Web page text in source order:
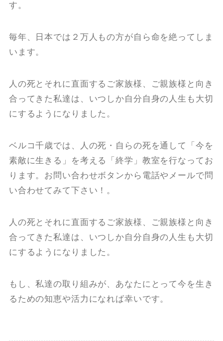
す。
毎年、日本では２万人もの方が自ら命を絶ってしま
います。
人の死とそれに直面するご家族様、ご親族様と向き
合ってきた私達は、いつしか自分自身の人生も大切
にするようになりました。
ベルコ千歳では、人の死・自らの死を通して「今を
素敵に生きる」を考える「終学」教室を行なってお
ります。お問い合わせボタンから電話やメールで問
い合わせてみて下さい！。
人の死とそれに直面するご家族様、ご親族様と向き
合ってきた私達は、いつしか自分自身の人生も大切
にするようになりました。
もし、私達の取り組みが、あなたにとって今を生き
るための知恵や活力になれば幸いです。